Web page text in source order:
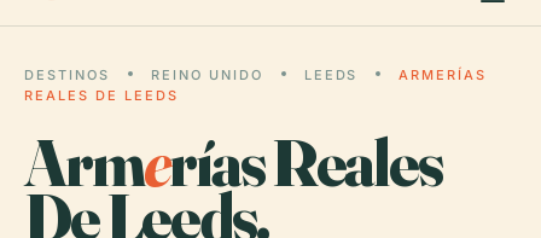
DESTINOS REINO UNIDO LEEDS
ARMERÍAS
REALES DE LEEDS
Armerías Reales
De Leeds.